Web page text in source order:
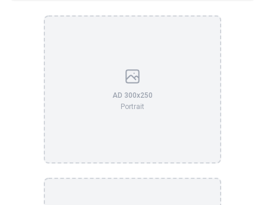
AD 300x250
Portrait